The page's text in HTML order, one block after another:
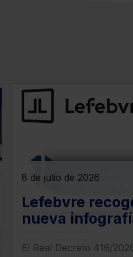
8 de julio de 2026
Lefebvre
nueva
que introduce
El Real Decreto 416/